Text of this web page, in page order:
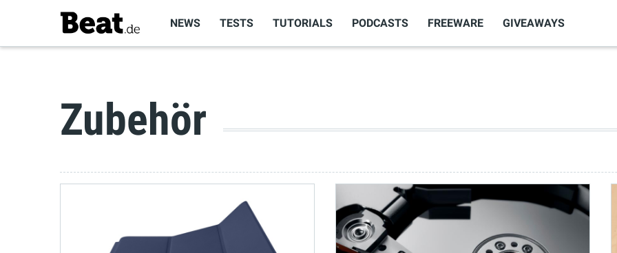
NEWS TESTS TUTORIALS PODCASTS FREEWARE GIVEAWAYS
Zubehör